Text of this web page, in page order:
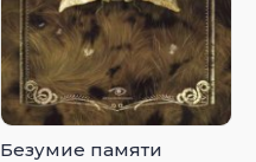
Безумие памяти